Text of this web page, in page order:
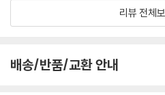
미움 에너지가 퍼져 나가면 이 세상은
지 미치자, 나로는 두려움을 억누르며
아이들이 꿈꾸기를 멈춘다면 세상은 정
각합니다. 아이들이라면 어른들의 굳은
리뷰 전체
배송/반품/교환 안내